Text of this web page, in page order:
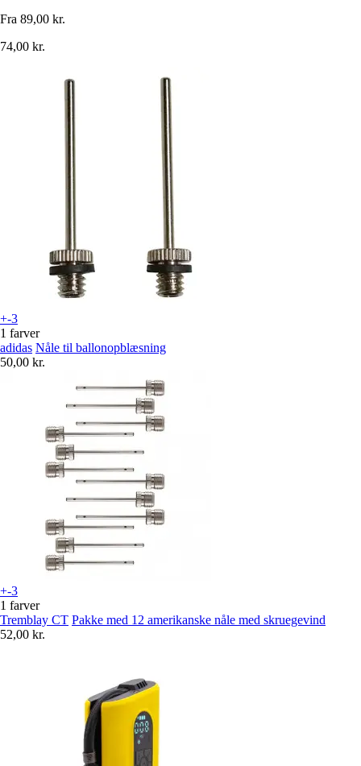
Fra 89,00 kr.
74,00 kr.
+-3
1 farver
adidas Nåle til ballonopblæsning
50,00 kr.
+-3
1 farver
Tremblay CT Pakke med 12 amerikanske nåle med skruegevind
52,00 kr.